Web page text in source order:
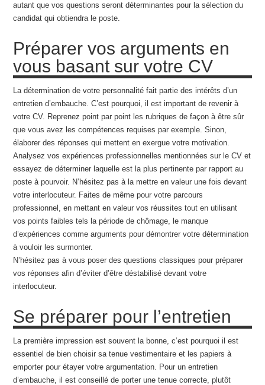
autant que vos questions seront déterminantes pour la sélection du
candidat qui obtiendra le poste.
Préparer vos arguments en
vous basant sur votre CV
La détermination de votre personnalité fait partie des intérêts d’un
entretien d’embauche. C’est pourquoi, il est important de revenir à
votre CV. Reprenez point par point les rubriques de façon à être sûr
que vous avez les compétences requises par exemple. Sinon,
élaborer des réponses qui mettent en exergue votre motivation.
Analysez vos expériences professionnelles mentionnées sur le CV et
essayez de déterminer laquelle est la plus pertinente par rapport au
poste à pourvoir. N’hésitez pas à la mettre en valeur une fois devant
votre interlocuteur. Faites de même pour votre parcours
professionnel, en mettant en valeur vos réussites tout en utilisant
vos points faibles tels la période de chômage, le manque
d’expériences comme arguments pour démontrer votre détermination
à vouloir les surmonter.
N’hésitez pas à vous poser des questions classiques pour préparer
vos réponses afin d’éviter d’être déstabilisé devant votre
interlocuteur.
Se préparer pour l’entretien
La première impression est souvent la bonne, c’est pourquoi il est
essentiel de bien choisir sa tenue vestimentaire et les papiers à
emporter pour étayer votre argumentation. Pour un entretien
d’embauche, il est conseillé de porter une tenue correcte, plutôt